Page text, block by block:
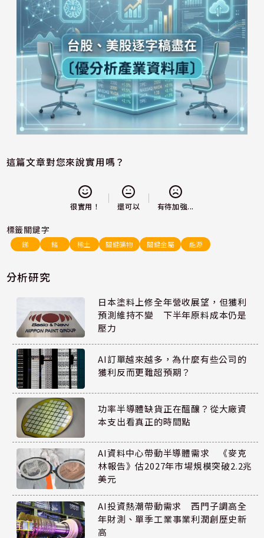
這篇文章對您來說實用嗎？
很實用！ 還可以 有待加強...
標籤關鍵字
銻 鍺 稀土 關鍵礦物 關鍵金屬 能源
分析研究
日本塗料上修全年營收展望，但獲利
預測維持不變 下半年原料成本仍是
壓力
AI訂單越來越多，為什麼有些公司的
獲利反而更難超預期？
功率半導體缺貨正在醞釀？從大廠資
本支出看真正的時間點
AI資料中心帶動半導體需求 《麥克
林報告》估2027年市場規模突破2.2兆
美元
AI投資熱潮帶動需求 西門子調高全
年財測、單季工業事業利潤創歷史新
高